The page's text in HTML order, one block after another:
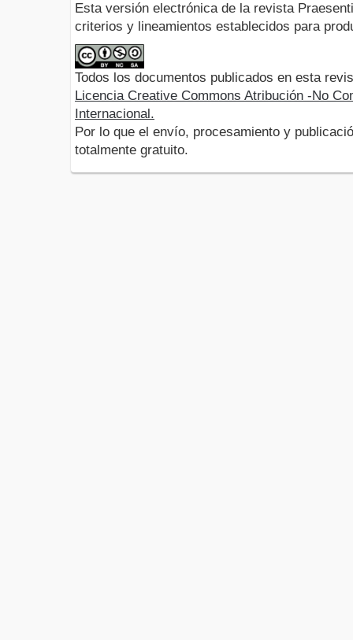
Esta versión electrónica de la revista
criterios y lineamientos establecidos para
Todos los documentos publicados en esta
Licencia Creative Commons Atribución -No
Internacional.
Por lo que el envío, procesamiento y
totalmente gratuito.